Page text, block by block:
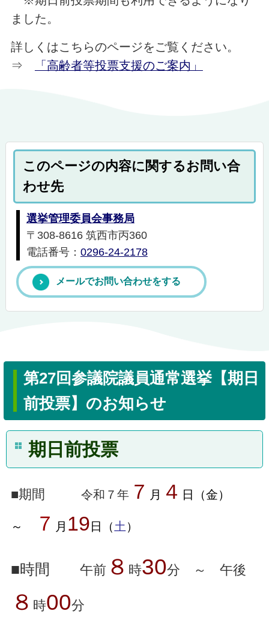
ました。
詳しくはこちらのページをご覧ください。
⇒
「高齢者等投票支援のご案内」
このページの内容に関するお問い合
わせ先
選挙管理委員会事務局
〒308-8616 筑西市丙360
電話番号： 0296-24-2178
メールでお問い合わせをする
第27回参議院議員通常選挙【期日
前投票】のお知らせ
期日前投票
■期間 令和７年７ 月 ４ 日（金）
～ ７ 月 19日（ 土 ）
■時間 午前 ８ 時30分 ～ 午後
８ 時00分